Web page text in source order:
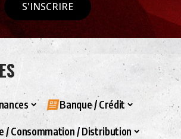
S'INSCRIRE
Banque / Crédit
/ Consommation / Distribution